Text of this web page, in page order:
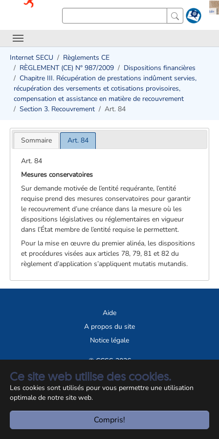
Ce site web utilise des cookies.
Les cookies sont utilisés pour vous permettre une utilisation
optimale de notre site web.
Compris!
Internet SECU
Règlements CE
RÈGLEMENT (CE) N° 987/2009
Dispositions financières
Chapitre III. Récupération de prestations indûment servies,
récupération des versements et cotisations provisoires,
compensation et assistance en matière de recouvrement
Section 3. Recouvrement
Art. 84
Sommaire Art. 84
Art. 84
Mesures conservatoires
Sur demande motivée de l’entité requérante, l’entité
requise prend des mesures conservatoires pour garantir
le recouvrement d’une créance dans la mesure où les
dispositions législatives ou réglementaires en vigueur
dans l’État membre de l’entité requise le permettent.
Pour la mise en œuvre du premier alinéa, les dispositions
et procédures visées aux articles 78, 79, 81 et 82 du
règlement d’application s’appliquent mutatis mutandis.
Aide
A propos du site
Notice légale
© CCSS 2026